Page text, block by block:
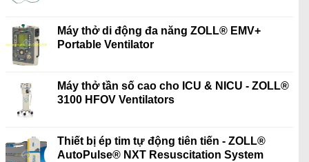
Máy thở di động đa năng ZOLL® EMV+
Portable Ventilator
Máy thở tần số cao cho ICU & NICU - ZOLL®
3100 HFOV Ventilators
Thiết bị ép tim tự động tiên tiến - ZOLL®
AutoPulse® NXT Resuscitation System